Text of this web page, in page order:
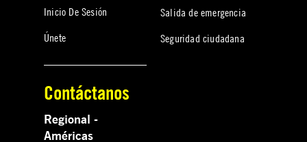
Inicio De Sesión
Únete
Salida de emergencia
Seguridad ciudadana
Contáctanos
Regional -
Américas